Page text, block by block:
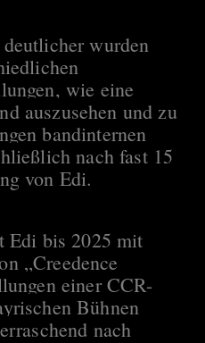
wurden
wie eine
auszusehen und zu
bandinternen
nach fast 15
von Edi.
Edi bis 2025 mit
„Creedence
einer CCR-
Bühnen
nach